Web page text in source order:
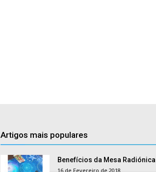
Artigos mais populares
Benefícios da Mesa Radiónica
16 de Fevereiro de 2018